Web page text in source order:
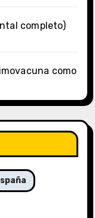
completo)
como